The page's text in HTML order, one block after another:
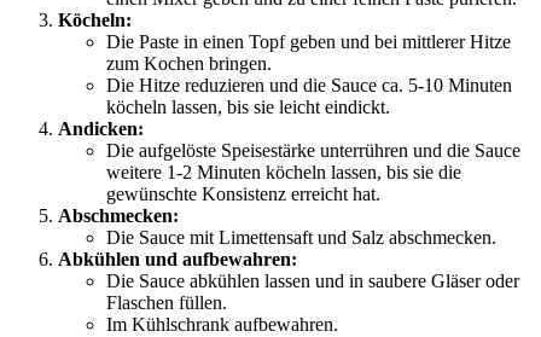
Köcheln:
Die Paste in einen Topf geben und bei mittlerer Hitze
zum Kochen bringen.
Die Hitze reduzieren und die Sauce ca. 5-10 Minuten
köcheln lassen, bis sie leicht eindickt.
Andicken:
Die aufgelöste Speisestärke unterrühren und die Sauce
weitere 1-2 Minuten köcheln lassen, bis sie die
gewünschte Konsistenz erreicht hat.
Abschmecken:
Die Sauce mit Limettensaft und Salz abschmecken.
Abkühlen und aufbewahren:
Die Sauce abkühlen lassen und in saubere Gläser oder
Flaschen füllen.
Im Kühlschrank aufbewahren.